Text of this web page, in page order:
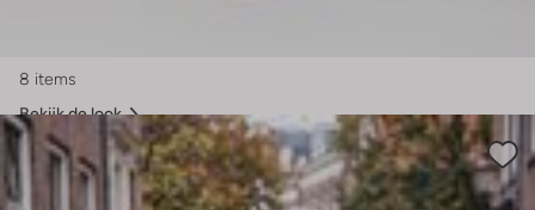
8 items
Bekijk de look